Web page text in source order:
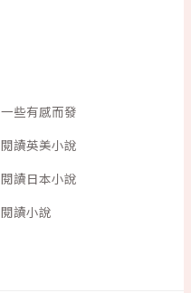
一些有感而發
閱讀英美小說
閱讀日本小說
閱讀小說